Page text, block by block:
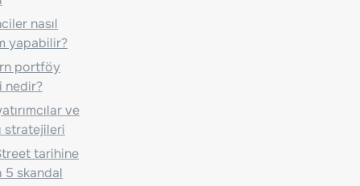
nasıl
yapabilir?
portföy
nedir?
ve
stratejileri
tarihine
5 skandal